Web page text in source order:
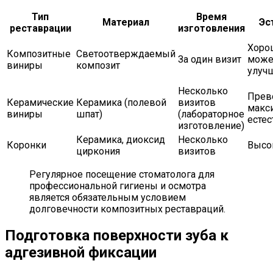
Тип
реставрации
Материал
Время
изготовления
Композитные
виниры
Светоотверждаемый
композит
За один визит
Керамические
виниры
Керамика (полевой
шпат)
Несколько
визитов
(лабораторное
изготовление)
Коронки
Керамика, диоксид
циркония
Несколько
визитов
Регулярное посещение стоматолога для
профессиональной гигиены и осмотра
является обязательным условием
долговечности композитных реставраций.
Подготовка поверхности зуба к
адгезивной фиксации